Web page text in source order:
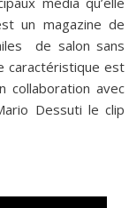
un magazine de
de salon sans
caractéristique est
collaboration avec
Dessuti le clip